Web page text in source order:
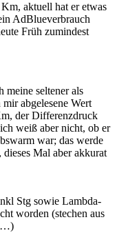
aktuell hat er etwas
AdBlueverbrauch
Früh zumindest
meine seltener als
abgelesene Wert
der Differenzdruck
weiß aber nicht, ob er
war; das werde
dieses Mal aber akkurat
Stg sowie Lambda-
worden (stechen aus